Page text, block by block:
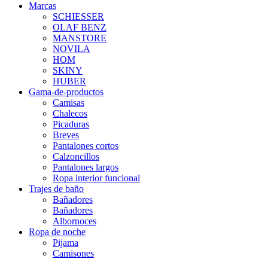
Marcas
SCHIESSER
OLAF BENZ
MANSTORE
NOVILA
HOM
SKINY
HUBER
Gama-de-productos
Camisas
Chalecos
Picaduras
Breves
Pantalones cortos
Calzoncillos
Pantalones largos
Ropa interior funcional
Trajes de baño
Bañadores
Bañadores
Albornoces
Ropa de noche
Pijama
Camisones